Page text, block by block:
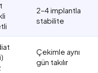
2–4 implantla
stabilite
Çekimle aynı
gün takılır